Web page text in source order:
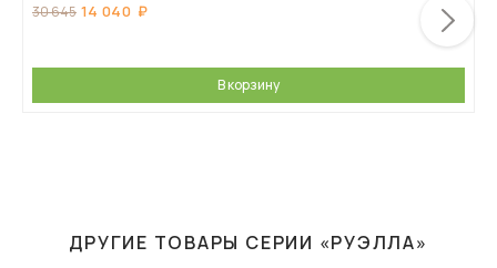
30 645 14 040
В корзину
ДРУГИЕ ТОВАРЫ СЕРИИ «РУЭЛЛА»